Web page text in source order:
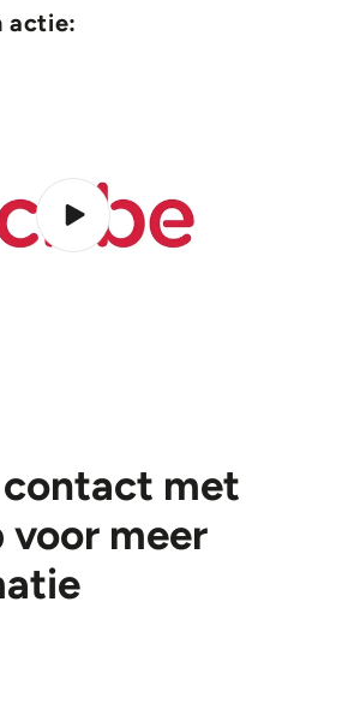
actie:
met
voor meer